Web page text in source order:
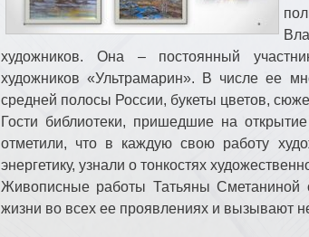
художников. Она – постоянный
художников «Ультрамарин». В числе ее
средней полосы России, букеты цветов,
Гости библиотеки, пришедшие на
отметили, что в каждую свою работу
энергетику, узнали о тонкостях
Живописные работы Татьяны Сметаниной
жизни во всех ее проявлениях и вызывают